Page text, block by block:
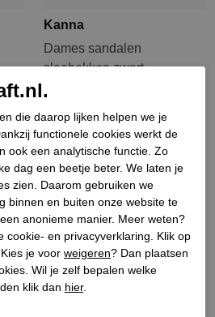
Kanna
Dames sandalen
sleehakken zwart
die daarop lijken helpen we je
functionele cookies werkt de
ook een analytische functie. Zo
dag een beetje beter. We laten je
zien. Daarom gebruiken we
binnen en buiten onze website te
anonieme manier. Meer weten?
cookie- en privacyverklaring. Klik op
je voor weigeren? Dan plaatsen
Wil je zelf bepalen welke
klik dan hier.